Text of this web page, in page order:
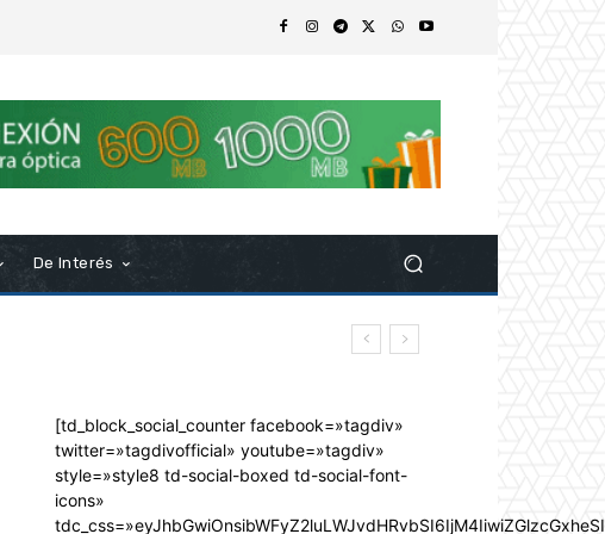
De Interés
[td_block_social_counter facebook=»tagdiv»
twitter=»tagdivofficial» youtube=»tagdiv»
style=»style8 td-social-boxed td-social-font-
icons»